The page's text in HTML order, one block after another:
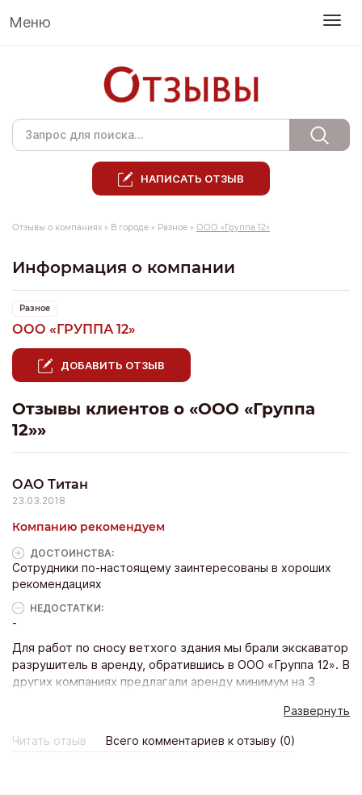
Меню
НАПИСАТЬ ОТЗЫВ
Отзывы о компаниях » В городе » Разное » ООО «Группа 12»
Информация о компании
Разное
ООО «ГРУППА 12»
ДОБАВИТЬ ОТЗЫВ
Отзывы клиентов о «ООО «Группа
12»»
ОАО Титан
23.03.2018
Компанию рекомендуем
ДОСТОИНCТВА:
Сотрудники по-настоящему заинтересованы в хороших
рекомендациях
НЕДОСТАТКИ:
-
Для работ по сносу ветхого здания мы брали экскаватор
разрушитель в аренду, обратившись в ООО «Группа 12». В
других компаниях предлагали аренду минимум на 3
Менеджер Виталий оформил договор на необходимое
количество времени, помог с подбором модели и в
назначенный срок работы были выполнены.
Развернуть
Читать отзыв Всего комментариев к отзыву (0)